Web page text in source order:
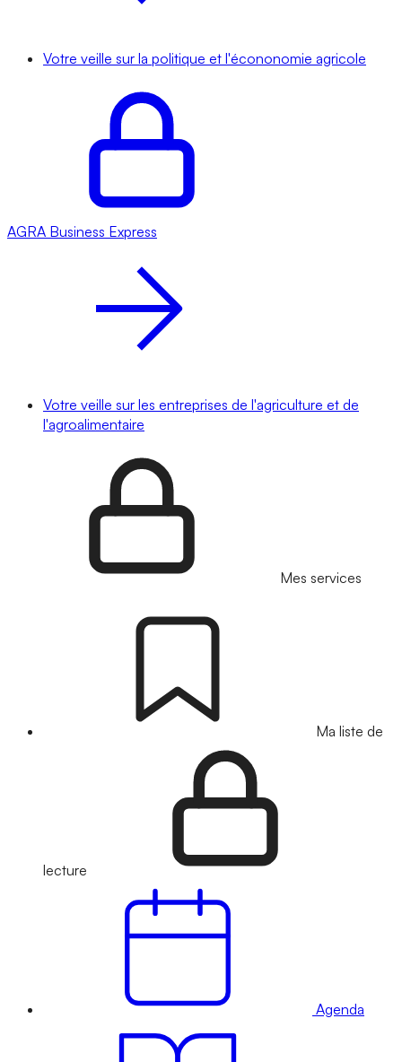
Votre veille sur la politique et l'écononomie agricole
AGRA Business Express
Votre veille sur les entreprises de l'agriculture et de
l'agroalimentaire
Mes services
Ma liste de
lecture
Agenda